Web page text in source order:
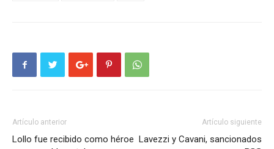
Artículo anterior
Lollo fue recibido como héroe
Artículo siguiente
Lavezzi y Cavani, sancionados